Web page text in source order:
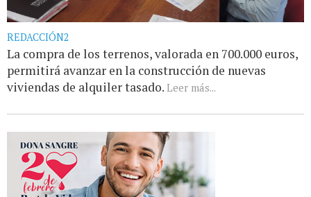
REDACCIÓN2
La compra de los terrenos, valorada en 700.000 euros,
permitirá avanzar en la construcción de nuevas
viviendas de alquiler tasado. Leer más...